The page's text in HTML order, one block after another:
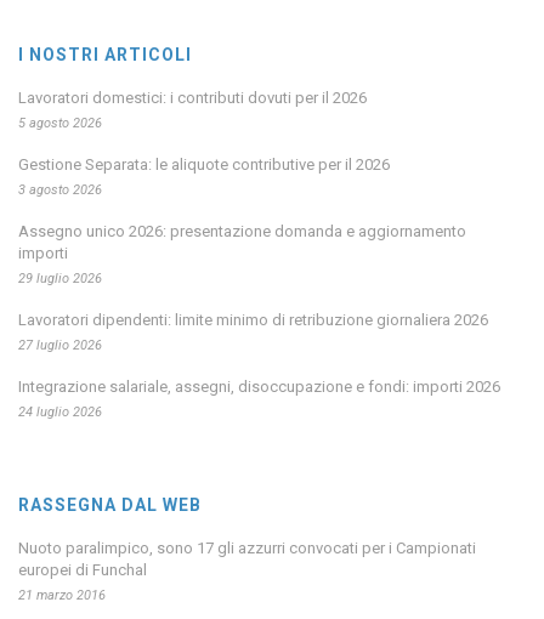
I NOSTRI ARTICOLI
Lavoratori domestici: i contributi dovuti per il 2026
5 agosto 2026
Gestione Separata: le aliquote contributive per il 2026
3 agosto 2026
Assegno unico 2026: presentazione domanda e aggiornamento
importi
29 luglio 2026
Lavoratori dipendenti: limite minimo di retribuzione giornaliera 2026
27 luglio 2026
Integrazione salariale, assegni, disoccupazione e fondi: importi 2026
24 luglio 2026
RASSEGNA DAL WEB
Nuoto paralimpico, sono 17 gli azzurri convocati per i Campionati
europei di Funchal
21 marzo 2016